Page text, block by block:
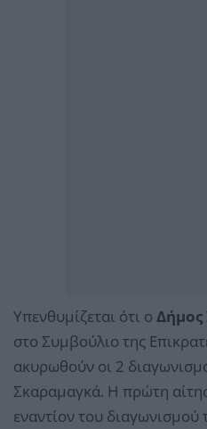
Υπενθυμίζεται ότι ο Δήμος
στο Συμβούλιο της
ακυρωθούν οι 2
Σκαραμαγκά. Η πρώτη
εναντίον του διαγωνισμού